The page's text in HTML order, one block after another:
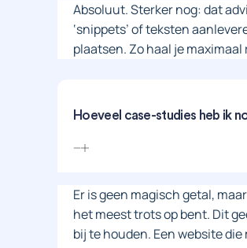
Absoluut. Sterker nog: dat
‘snippets’ of teksten
plaatsen. Zo haal je
Hoeveel case-studies heb ik
Er is geen magisch getal,
het meest trots op bent. Dit
bij te houden. Een website